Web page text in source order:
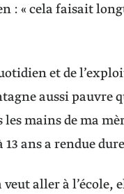
: « cela faisait
et de
aussi pauvre
mains de ma
ans a rendue
veut aller à l’école,